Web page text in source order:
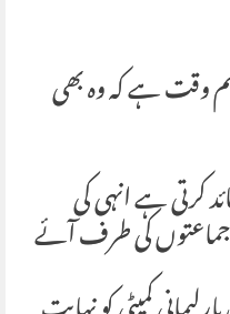
وقت ہے کہ وہ بھی
کرتی ہے انہی کی
کی طرف آئے